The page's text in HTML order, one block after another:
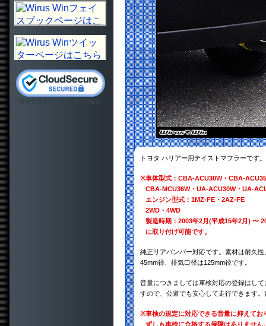
トヨタ ハリアー用テイストマフラーです。
※車体型式：CBA-ACU30W・CBA-
CBA-MCU36W・UA-ACU30W・UA-
エンジン型式：1MZ-FE・2AZ-FE
2WD・4WD
製造時期：2003年2月(平成15年2月) 〜
に取り付け可能です。
純正リアバンパー対応です。素材は耐久
45mm径、排気口径は125mm径です。
音量につきましては車検対応の登録はし
すので、公道でも安心して走行できます
※車検の規定に対応できる音量に抑えて
ずしも車検に合格する保障はありませ